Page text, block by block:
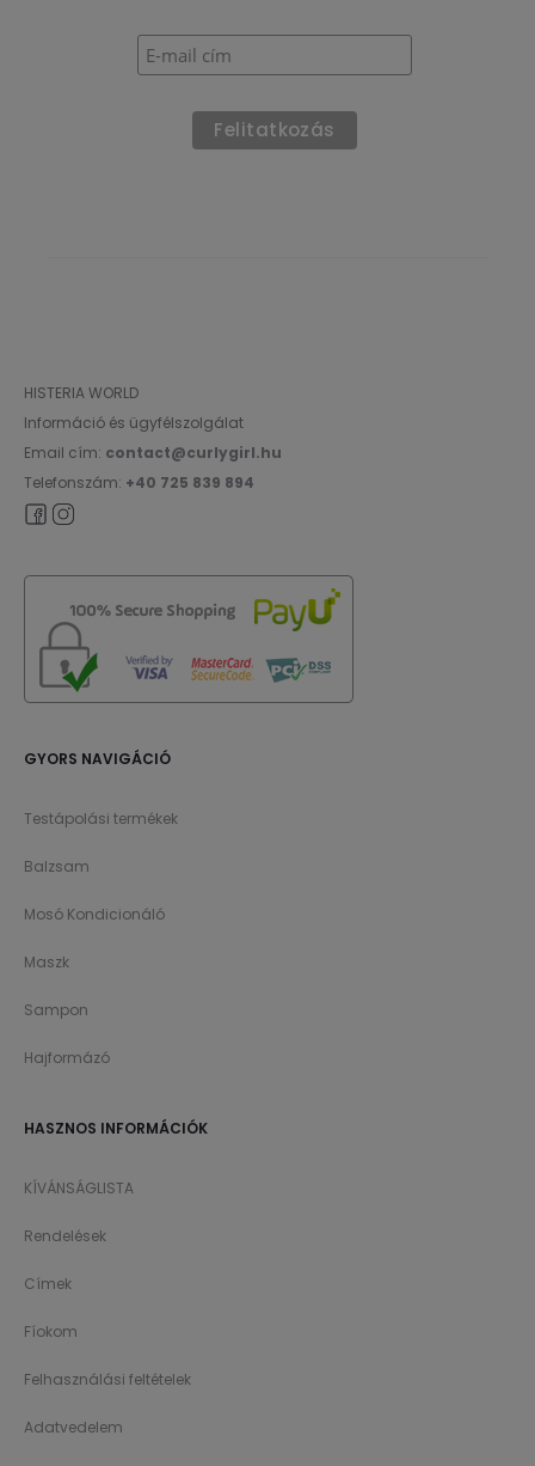
HISTERIA WORLD
Információ és ügyfélszolgálat
Email cím: contact@curlygirl.hu
Telefonszám: +40 725 839 894
GYORS NAVIGÁCIÓ
Testápolási termékek
Balzsam
Mosó Kondicionáló
Maszk
Sampon
Hajformázó
HASZNOS INFORMÁCIÓK
KÍVÁNSÁGLISTA
Rendelések
Címek
Fíokom
Felhasználási feltételek
Adatvedelem